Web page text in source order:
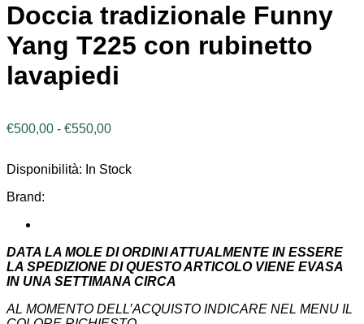
Doccia tradizionale Funny
Yang T225 con rubinetto
lavapiedi
€500,00 - €550,00Fascia
da
Disponibilità: In Stock
Brand:
DATA LA MOLE DI ORDINI ATTUALMENTE IN ESSERE
LA SPEDIZIONE DI QUESTO ARTICOLO VIENE EVASA
IN UNA SETTIMANA CIRCA
AL MOMENTO DELL’ACQUISTO INDICARE NEL MENU IL